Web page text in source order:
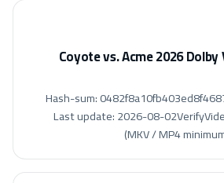
Coyote vs. Acme 2026 Dolby
🔍 Hash-sum:
Last update: 2026-08-
(MKV / MP4